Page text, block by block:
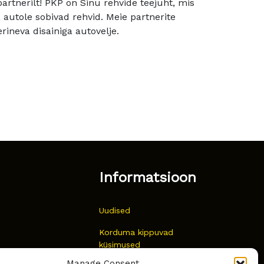
PKP on Sinu rehvide teejuht, mis
sobivad rehvid. Meie partnerite
disainiga autovelje.
Informatsioon
Uudised
Korduma kippuvad
küsimused